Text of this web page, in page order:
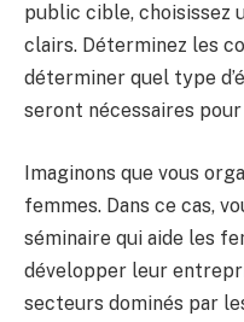
public cible, choisissez
clairs. Déterminez les
déterminer quel type
seront nécessaires
Imaginons que vous
femmes. Dans ce cas,
séminaire qui aide les
développer leur
secteurs dominés par